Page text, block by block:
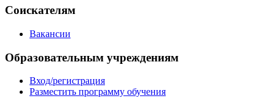
Соискателям
Вакансии
Образовательным учреждениям
Вход/регистрация
Разместить программу обучения